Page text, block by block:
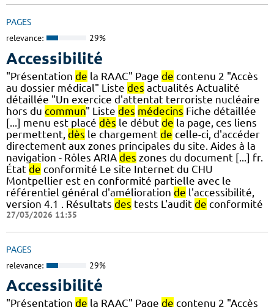
PAGES
relevance: 29%
Accessibilité
"Présentation de la RAAC" Page de contenu 2 "Accès
au dossier médical" Liste des actualités Actualité
détaillée "Un exercice d'attentat terroriste nucléaire
hors du commun" Liste des médecins Fiche détaillée
[...] menu est placé dès le début de la page, ces liens
permettent, dès le chargement de celle-ci, d'accéder
directement aux zones principales du site. Aides à la
navigation - Rôles ARIA des zones du document [...] fr.
État de conformité Le site Internet du CHU
Montpellier est en conformité partielle avec le
référentiel général d'amélioration de l'accessibilité,
version 4.1 . Résultats des tests L'audit de conformité
27/03/2026 11:35
PAGES
relevance: 29%
Accessibilité
"Présentation de la RAAC" Page de contenu 2 "Accès